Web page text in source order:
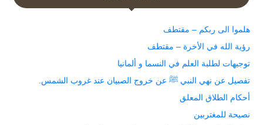
هلموا الى ربكم – مقتطف
رؤية الله في الأخرة – مقتطف
توجيهات لطلبة العلم في النسما و ألمانيا
تفصيل عن نهي النبي ﷺ عن خروج الصبيان عند غروب الشمس.
أحكام الطلاق المعلق
نصيحة للمغتربين